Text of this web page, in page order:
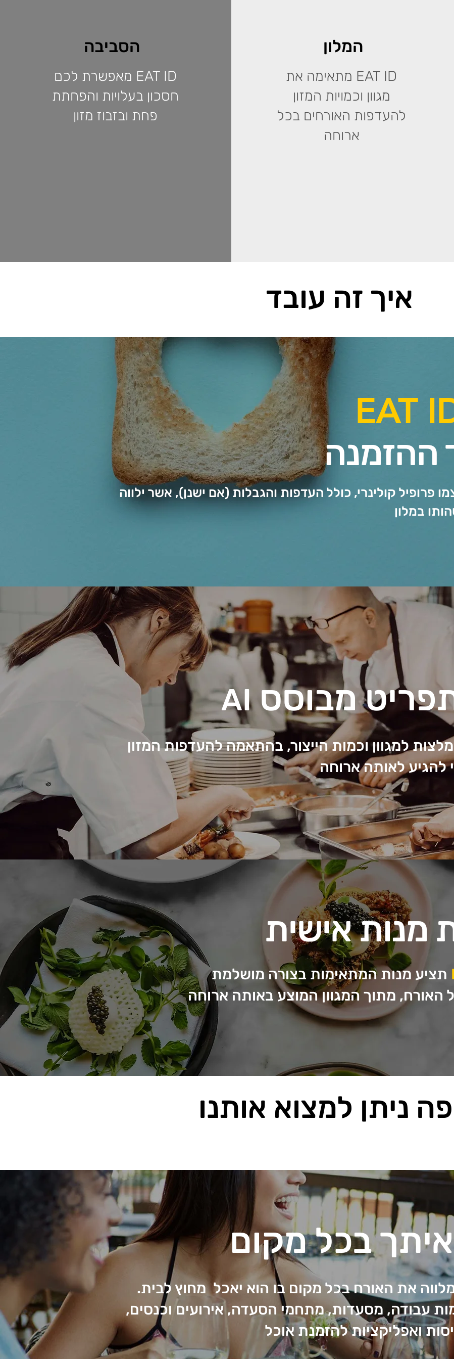
EAT
ההזמנה
פרופיל קולינרי, כולל העדפות והגבלות (אם ישנן), אשר ילווה
במלון
אישית
תציע מנות המתאימות בצורה מושלמת
האורח, מתוך המגוון המוצע באותה ארוחה
מבוססAI
למגוון וכמות הייצור, בהתאמה להעדפות המזון
להגיע לאותה ארוחה
בכל מקום
את האורח בכל מקום בו הוא יאכל מחוץ לבית.
עבודה, מסעדות, מתחמי הסעדה, אירועים וכנסים,
ואפליקציות להזמנת אוכל
ניתן למצוא אותנו
הסביבה
EAT ID מאפשרת לכם
חסכון בעלויות והפחתת
פחת ובזבוז מזון
EAT ID מתאימה את
מגוון וכמויות המזון
להעדפות האורחים בכל
ארוחה
המלון
איך זה עובד